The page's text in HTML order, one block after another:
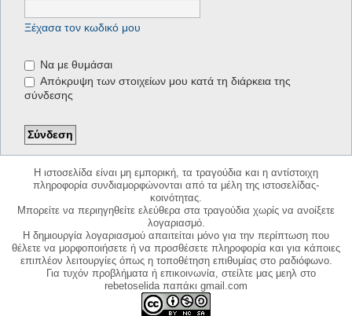
Ξέχασα τον κωδικό μου
Να με θυμάσαι
Απόκρυψη των στοιχείων μου κατά τη διάρκεια της
σύνδεσης
Η ιστοσελίδα είναι μη εμπορική, τα τραγούδια και η αντίστοιχη
πληροφορία συνδιαμορφώνονται από τα μέλη της ιστοσελίδας-
κοινότητας.
Μπορείτε να περιηγηθείτε ελεύθερα στα τραγούδια χωρίς να ανοίξετε
λογαριασμό.
Η δημιουργία λογαριασμού απαιτείται μόνο για την περίπτωση που
θέλετε να μορφοποιήσετε ή να προσθέσετε πληροφορία και για κάποιες
επιπλέον λειτουργίες όπως η τοποθέτηση επιθυμίας στο ραδιόφωνο.
Για τυχόν προβλήματα ή επικοινωνία, στείλτε μας μεηλ στο
rebetoselida παπάκι gmail.com